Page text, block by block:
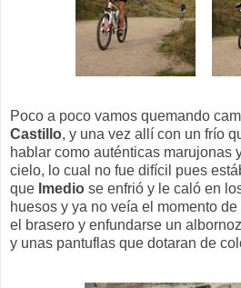
Poco a poco vamos quemando
Castillo, y una vez allí con un frío
hablar como auténticas marujonas
cielo, lo cual no fue difícil pues
que Imedio se enfrió y le caló en
huesos y ya no veía el momento
el brasero y enfundarse un
y unas pantuflas que dotaran de